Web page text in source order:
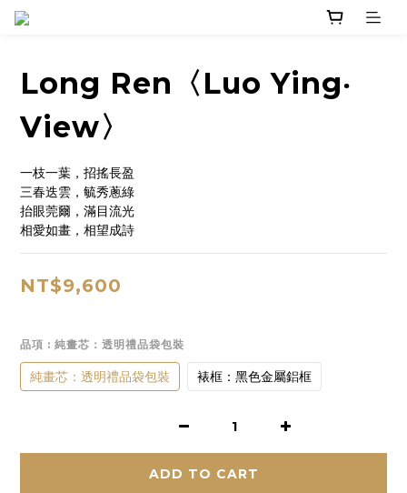
Long Ren〈Luo Ying‧
View〉
一枝一葉，招搖長盈
三春迭雲，毓秀蔥綠
抬眼莞爾，滿目流光
相愛如畫，相望成詩
NT$9,600
品項 : 純畫芯：透明禮品袋包裝
純畫芯：透明禮品袋包裝 裱框：黑色金屬鋁框
ADD TO CART